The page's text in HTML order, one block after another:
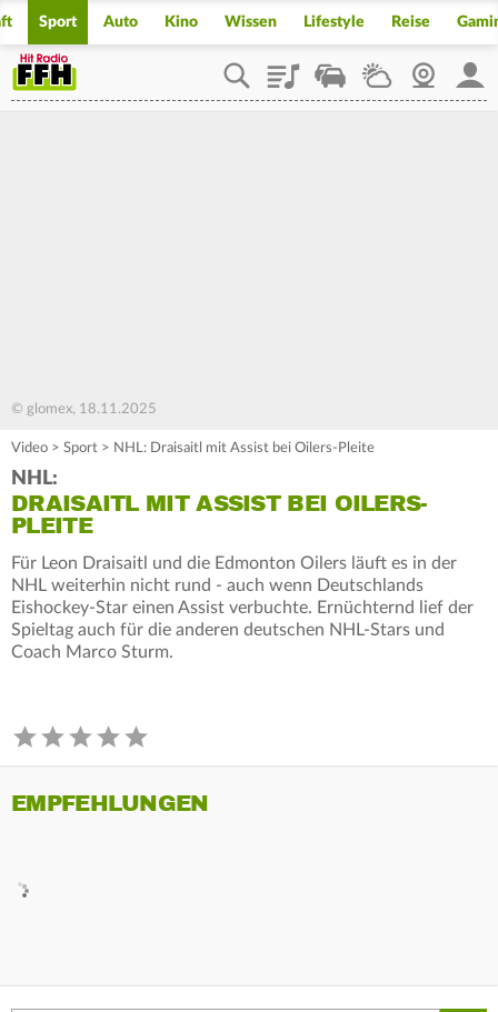
Sport Auto Kino Wissen Lifestyle Reise
PlaylistStaupilotWetterWebcam
© glomex, 18.11.2025
Video > Sport > NHL: Draisaitl mit Assist bei Oilers-Pleite
NHL:
DRAISAITL MIT ASSIST BEI OILERS-
PLEITE
Für Leon Draisaitl und die Edmonton Oilers läuft es in der
NHL weiterhin nicht rund - auch wenn Deutschlands
Eishockey-Star einen Assist verbuchte. Ernüchternd lief der
Spieltag auch für die anderen deutschen NHL-Stars und
Coach Marco Sturm.
EMPFEHLUNGEN